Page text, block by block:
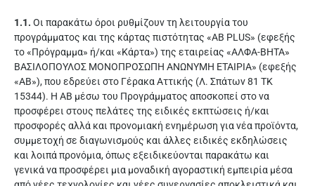
1.1. Οι παρακάτω όροι ρυθμίζουν τη λειτουργία του
προγράμματος και της κάρτας πιστότητας «AB PLUS» (εφεξής
το «Πρόγραμμα» ή/και «Κάρτα») της εταιρείας «ΑΛΦΑ-ΒΗΤΑ»
ΒΑΣΙΛΟΠΟΥΛΟΣ ΜΟΝΟΠΡΟΣΩΠΗ ΑΝΩΝΥΜH ΕΤΑΙΡΙΑ» (εφεξής
«ΑΒ»), που εδρεύει στο Γέρακα Αττικής (Λ. Σπάτων 81 ΤΚ
15344). Η ΑΒ μέσω του Προγράμματος αποσκοπεί στο να
προσφέρει στους πελάτες της ειδικές εκπτώσεις ή/και
προσφορές αλλά και προνομιακή ενημέρωση για νέα προϊόντα,
συμμετοχή σε διαγωνισμούς και άλλες ειδικές εκδηλώσεις
και λοιπά προνόμια, όπως εξειδικεύονται παρακάτω και
γενικά να προσφέρει μια μοναδική αγοραστική εμπειρία μέσα